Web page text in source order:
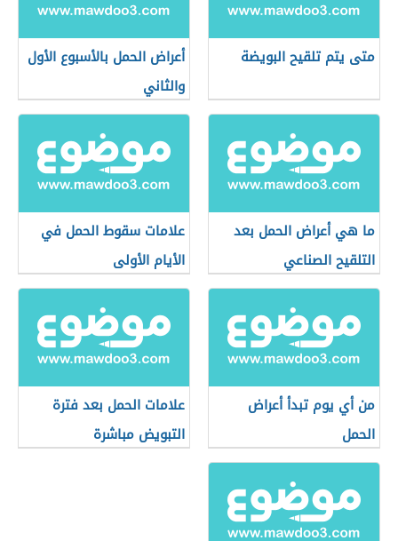
متى يتم تلقيح البويضة
أعراض الحمل بالأسبوع الأول
والثاني
ما هي أعراض الحمل بعد
التلقيح الصناعي
علامات سقوط الحمل في
الأيام الأولى
من أي يوم تبدأ أعراض
الحمل
علامات الحمل بعد فترة
التبويض مباشرة